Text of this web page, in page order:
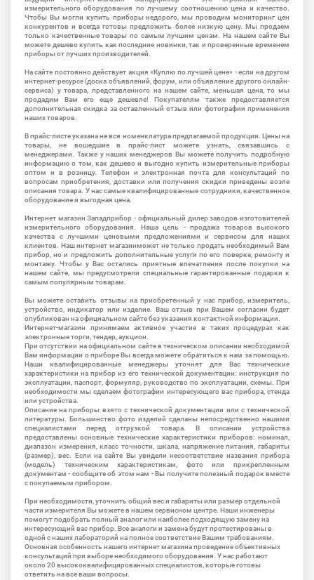
измерительного оборудования по лучшему соотношению цена и качество.
Чтобы Вы могли купить приборы недорого, мы проводим мониторинг цен
конкурентов и всегда готовы предложить более низкую цену. Мы продаем
только качественные товары по самым лучшим ценам. На нашем сайте Вы
можете дешево купить как последние новинки, так и проверенные временем
приборы от лучших производителей.
На сайте постоянно действует акция «Куплю по лучшей цене» - если на другом
интернет-ресурсе (доска объявлений, форум, или объявление другого онлайн-
сервиса) у товара, представленного на нашем сайте, меньшая цена, то мы
продадим Вам его еще дешевле! Покупателям также предоставляется
дополнительная скидка за оставленный отзыв или фотографии применения
наших товаров.
В прайс-листе указана не вся номенклатура предлагаемой продукции. Цены на
товары, не вошедшие в прайс-лист можете узнать, связавшись с
менеджерами. Также у наших менеджеров Вы можете получить подробную
информацию о том, как дешево и выгодно купить измерительные приборы
оптом и в розницу. Телефон и электронная почта для консультаций по
вопросам приобретения, доставки или получения скидки приведены возле
описания товара. У нас самые квалифицированные сотрудники, качественное
оборудование и выгодная цена.
Интернет магазин Западприбор - официальный дилер заводов изготовителей
измерительного оборудования. Наша цель - продажа товаров высокого
качества с лучшими ценовыми предложениями и сервисом для наших
клиентов. Наш интернет магазинможет не только продать необходимый Вам
прибор, но и предложить дополнительные услуги по его поверке, ремонту и
монтажу. Чтобы у Вас остались приятные впечатления после покупки на
нашем сайте, мы предусмотрели специальные гарантированные подарки к
самым популярным товарам.
Вы можете оставить отзывы на приобретенный у нас прибор, измеритель,
устройство, индикатор или изделие. Ваш отзыв при Вашем согласии будет
опубликован на официальном сайте без указания контактной информации.
Интернет-магазин принимаем активное участие в таких процедурах как
электронные торги, тендер, аукцион.
При отсутствии на официальном сайте в техническом описании необходимой
Вам информации о приборе Вы всегда можете обратиться к нам за помощью.
Наши квалифицированные менеджеры уточнят для Вас технические
характеристики на прибор из его технической документации: инструкция по
эксплуатации, паспорт, формуляр, руководство по эксплуатации, схемы. При
необходимости мы сделаем фотографии интересующего вас прибора, стенда
или устройства.
Описание на приборы взято с технической документации или с технической
литературы. Большинство фото изделий сделаны непосредственно нашими
специалистами перед отгрузкой товара. В описании устройства
предоставлены основные технические характеристики приборов: номинал,
диапазон измерения, класс точности, шкала, напряжение питания, габариты
(размер), вес. Если на сайте Вы увидели несоответствие названия прибора
(модель) техническим характеристикам, фото или прикрепленным
документам - сообщите об этом нам - Вы получите полезный подарок вместе
с покупаемым прибором.
При необходимости, уточнить общий вес и габариты или размер отдельной
части измерителя Вы можете в нашем сервисном центре. Наши инженеры
помогут подобрать полный аналог или наиболее подходящую замену на
интересующий вас прибор. Все аналоги и замена будут протестированы в
одной с наших лабораторий на полное соответствие Вашим требованиям.
Основная особенность нашего интернет магазина проведение объективных
консультаций при выборе необходимого оборудования. У нас работают
около 20 высококвалифицированных специалистов, которые готовы
ответить на все ваши вопросы.